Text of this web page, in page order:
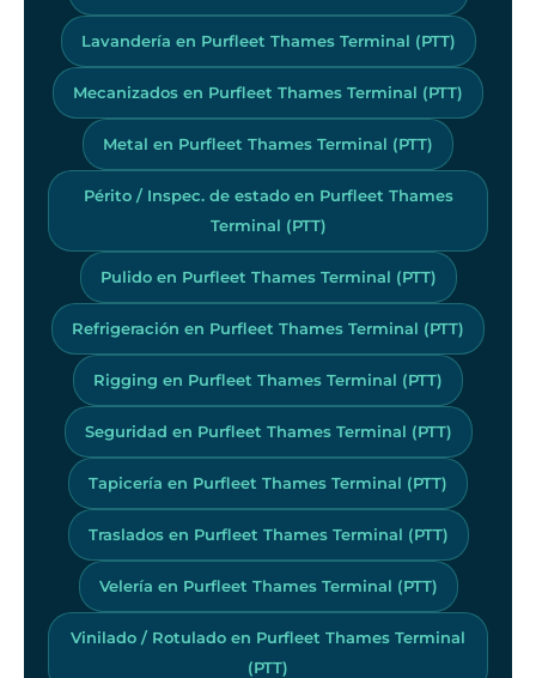
Lavandería en Purfleet Thames Terminal (PTT)
Mecanizados en Purfleet Thames Terminal (PTT)
Metal en Purfleet Thames Terminal (PTT)
Périto / Inspec. de estado en Purfleet Thames
Terminal (PTT)
Pulido en Purfleet Thames Terminal (PTT)
Refrigeración en Purfleet Thames Terminal (PTT)
Rigging en Purfleet Thames Terminal (PTT)
Seguridad en Purfleet Thames Terminal (PTT)
Tapicería en Purfleet Thames Terminal (PTT)
Traslados en Purfleet Thames Terminal (PTT)
Velería en Purfleet Thames Terminal (PTT)
Vinilado / Rotulado en Purfleet Thames Terminal
(PTT)